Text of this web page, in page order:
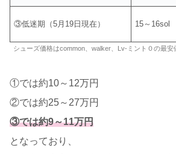
③低迷期（5月19日現在） 15～16sol
シューズ価格はcommon、walker、Lv-ミント０の最安
①では約10～12万円
②では約25～27万円
③では約9～11万円
となっており、